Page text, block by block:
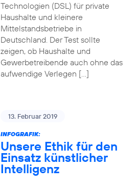
Technologien (DSL) für private
Haushalte und kleinere
Mittelstandsbetriebe in
Deutschland. Der Test sollte
zeigen, ob Haushalte und
Gewerbetreibende auch ohne das
aufwendige Verlegen […]
13. Februar 2019
INFOGRAFIK:
Unsere Ethik für den
Einsatz künstlicher
Intelligenz